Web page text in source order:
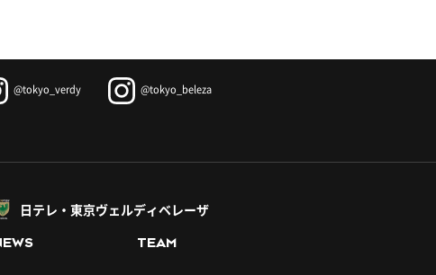
@tokyo_verdy @tokyo_beleza
日テレ・東京ヴェルディベレーザ
TEAM